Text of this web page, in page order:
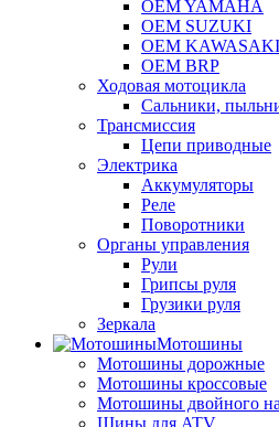
OEM YAMAHA
OEM SUZUKI
OEM KAWASAKI
OEM BRP
Ходовая мотоцикла
Сальники,
Трансмиссия
Цепи приводные
Электрика
Аккумуляторы
Реле
Поворотники
Органы управления
Рули
Грипсы руля
Грузики руля
Зеркала
Мотошины
Мотошины дорожные
Мотошины кроссовые
Мотошины двойного
Шины для ATV